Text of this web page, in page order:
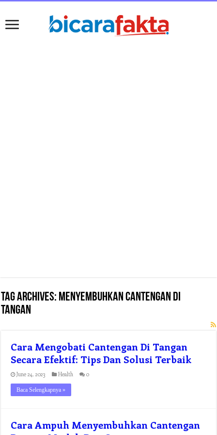
Tag Archives: menyembuhkan cantengan di
tangan
Cara Mengobati Cantengan Di Tangan
Secara Efektif: Tips Dan Solusi Terbaik
June 24, 2023 Health 0
Baca Selengkapnya »
Cara Ampuh Menyembuhkan Cantengan